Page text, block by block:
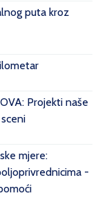
puta kroz
Projekti naše
mjere:
-